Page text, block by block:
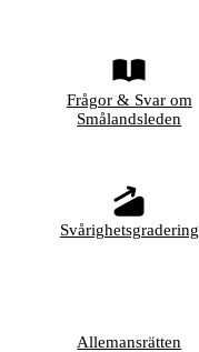
Frågor & Svar om
Smålandsleden
Svårighetsgradering
Allemansrätten